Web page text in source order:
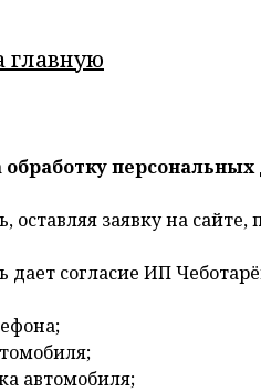
обработку
оставляя заявку на
дает согласие ИП
автомобиля;
главную